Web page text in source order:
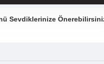
Sevdiklerinize